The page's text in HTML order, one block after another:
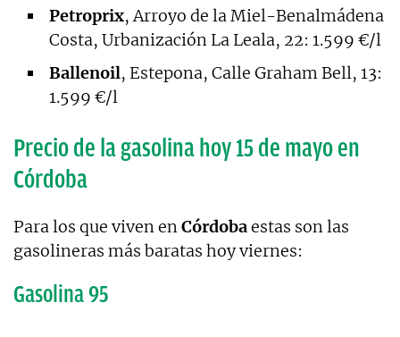
Petroprix, Arroyo de la Miel-Benalmádena
Costa, Urbanización La Leala, 22: 1.599 €/l
Ballenoil, Estepona, Calle Graham Bell, 13:
1.599 €/l
Precio de la gasolina hoy 15 de mayo en
Córdoba
Para los que viven enCórdobaestas son las
gasolineras más baratas hoy viernes:
Gasolina 95